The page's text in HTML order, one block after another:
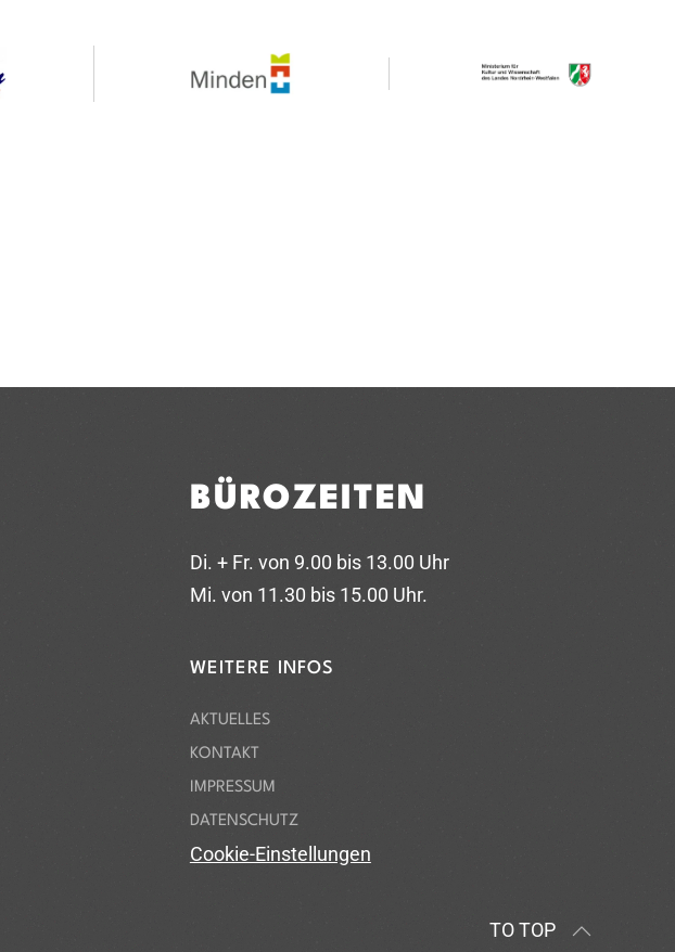
BÜROZEITEN
Di. + Fr. von 9.00 bis 13.00 Uhr
Mi. von 11.30 bis 15.00 Uhr.
WEITERE INFOS
AKTUELLES
KONTAKT
IMPRESSUM
DATENSCHUTZ
Cookie-Einstellungen
TO TOP